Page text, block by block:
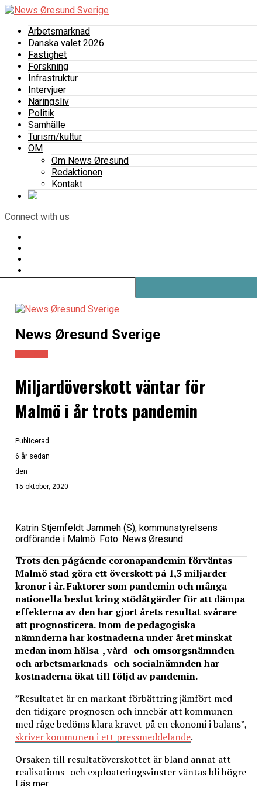
Arbetsmarknad
Danska valet 2026
Fastighet
Forskning
Infrastruktur
Intervjuer
Näringsliv
Politik
Samhälle
Turism/kultur
OM
Om News Øresund
Redaktionen
Kontakt
Connect with us
News Øresund Sverige
Miljardöverskott väntar för
Malmö i år trots pandemin
Publicerad
6 år sedan
den
15 oktober, 2020
Katrin Stjernfeldt Jammeh (S), kommunstyrelsens
ordförande i Malmö. Foto: News Øresund
Trots den pågående coronapandemin förväntas
Malmö stad göra ett överskott på 1,3 miljarder
kronor i år. Faktorer som pandemin och många
nationella beslut kring stödåtgärder för att dämpa
effekterna av den har gjort årets resultat svårare
att prognosticera. Inom de pedagogiska
nämnderna har kostnaderna under året minskat
medan inom hälsa-, vård- och omsorgsnämnden
och arbetsmarknads- och socialnämnden har
kostnaderna ökat till följd av pandemin.
”Resultatet är en markant förbättring jämfört med
den tidigare prognosen och innebär att kommunen
med råge bedöms klara kravet på en ekonomi i balans”,
skriver kommunen i ett pressmeddelande.
Orsaken till resultatöverskottet är bland annat att
realisations- och exploateringsvinster väntas bli högre
Läs mer